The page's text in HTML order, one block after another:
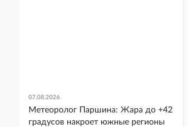
07.08.2026
Метеоролог Паршина: Жара до +42
градусов накроет южные регионы